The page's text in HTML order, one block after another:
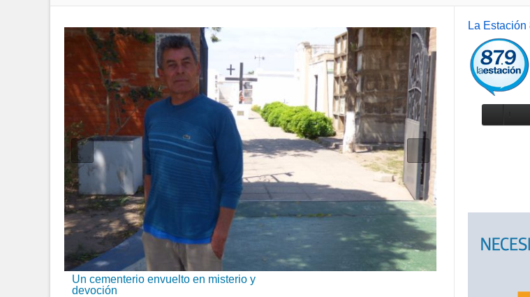
Un cementerio envuelto en misterio y
devoción
La